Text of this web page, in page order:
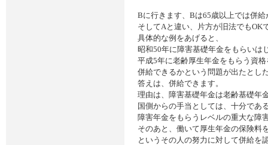
Bに行きます、Bは65歳以上では併給
そしてAと違い、片方が旧法でもOK
具体的な例をあげると、
昭和50年に障害基礎年金をもらいは
平成5年に老齢厚生年金をもらう資
併給できるかという問題が出たとし
答えは、併給できます。
理由は、障害基礎年金は老齢基礎年
国側からの手当としては、十分であ
障害年金をもらうレベルの重大な障
そのあと、働いて厚生年金の保険料
というその人の努力に対して併給を